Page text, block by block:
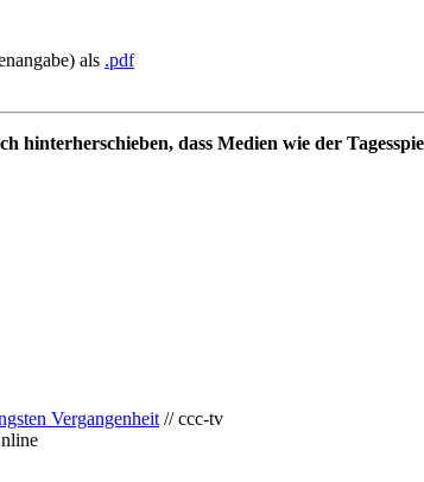
als .pdf
dass Medien wie der
Vergangenheit // ccc-tv